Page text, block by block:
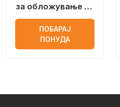
за обложување на
платно
ПОБАРАЈ
ПОНУДА